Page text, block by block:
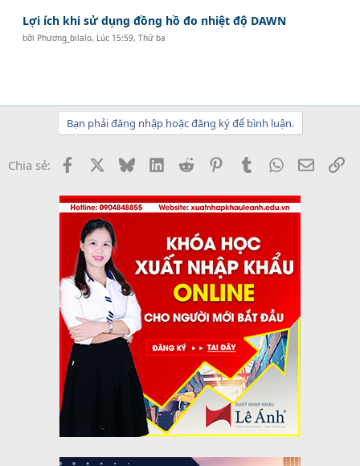
Lợi ích khi sử dụng đồng hồ đo nhiệt độ DAWN
bởi Phương_bilalo, Lúc 15:59, Thứ ba
Bạn phải đăng nhập hoặc đăng ký để bình luận.
Chia sẻ: Facebook BlueskyLinkedInReddit PinterestTumblrWhatsApp
Email